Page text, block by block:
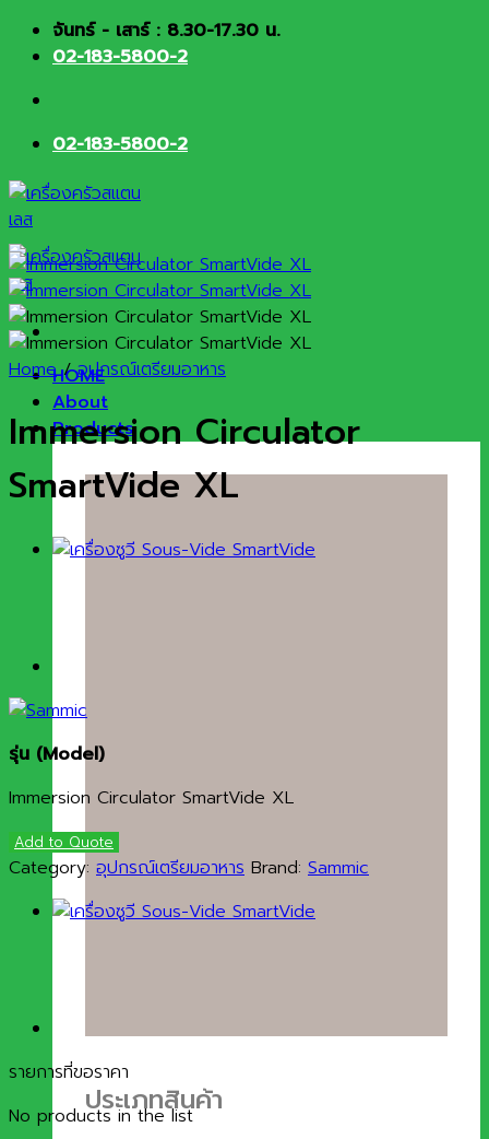
Skip จันทร์ - เสาร์ : 8.30-17.30 น.
02-183-5800-2
02-183-5800-2
HOME
About
Products
ประเภทสินค้า
Home / อุปกรณ์เตรียมอาหาร
Immersion Circulator
SmartVide XL
รุ่น (Model)
Immersion Circulator SmartVide XL
Add to Quote
Category: อุปกรณ์เตรียมอาหาร Brand: Sammic
รายการที่ขอราคา
No products in the list